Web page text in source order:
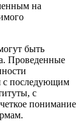
на
быть
Проведенные
с последующим
с
понимание